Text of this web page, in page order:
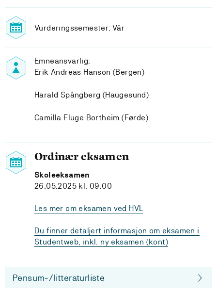
Vurderingssemester: Vår
Emneansvarlig:
Erik Andreas Hanson (Bergen)
Harald Spångberg (Haugesund)
Camilla Fluge Bortheim (Førde)
Ordinær eksamen
Skoleeksamen
26.05.2025 kl. 09:00
Les mer om eksamen ved HVL
Du finner detaljert informasjon om eksamen i
Studentweb, inkl. ny eksamen (kont)
Pensum-/litteraturliste